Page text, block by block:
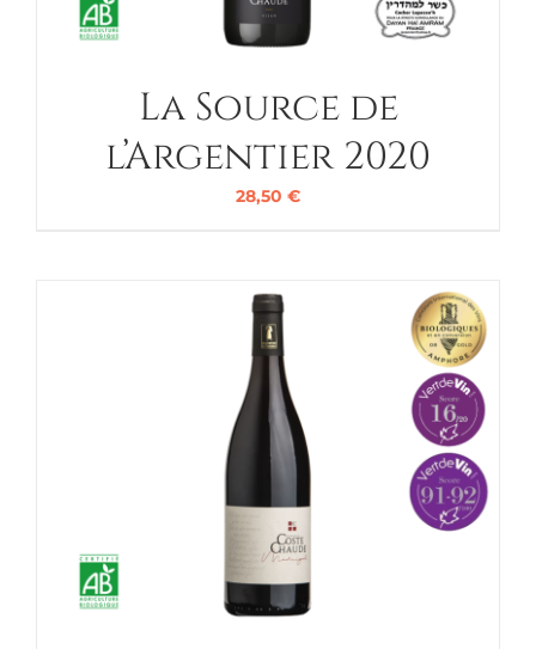
La Source de
l’Argentier 2020
28,50 €